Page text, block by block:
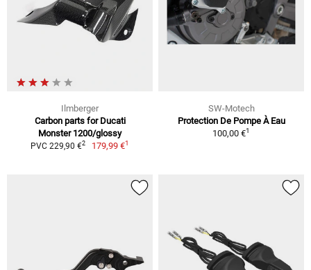
Ilmberger
Carbon parts for Ducati
Monster 1200/glossy
PVC 229,90 €2 179,99 €1
SW-Motech
Protection De Pompe À Eau
100,00 €1